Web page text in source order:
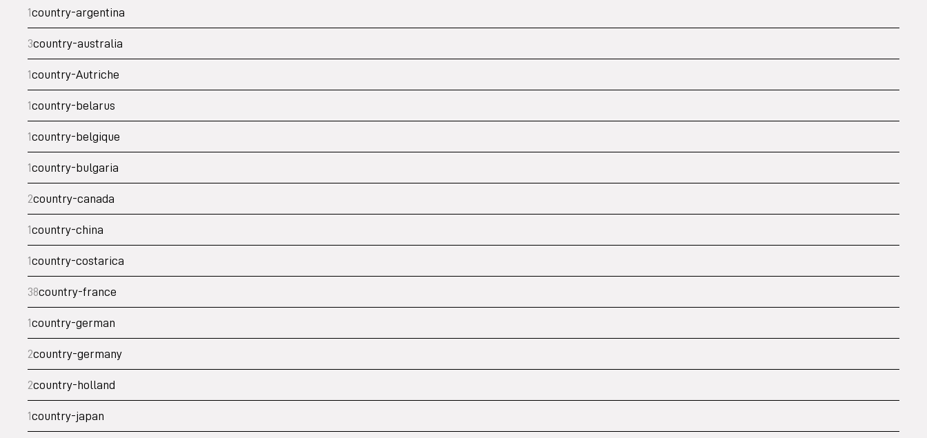
1country-argentina
3country-australia
1country-Autriche
1country-belarus
1country-belgique
1country-bulgaria
2country-canada
1country-china
1country-costarica
38country-france
1country-german
2country-germany
2country-holland
1country-japan